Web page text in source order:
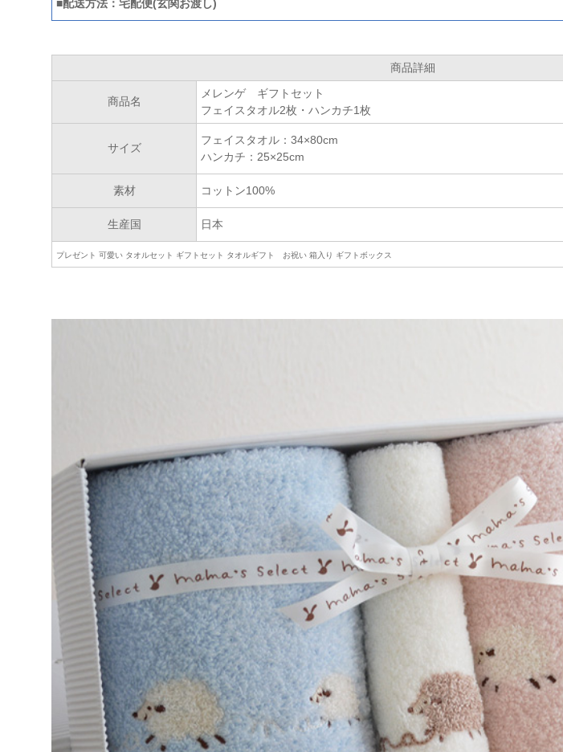
■配送方法：宅配便(玄関お渡し)
商品詳細
商品名
メレンゲ ギフトセット
フェイスタオル2枚・ハンカチ1枚
サイズ
フェイスタオル：34×80cm
ハンカチ：25×25cm
素材 コットン100%
生産国 日本
プレゼント 可愛い タオルセット ギフトセット タオルギフト お祝い 箱入り ギフトボックス